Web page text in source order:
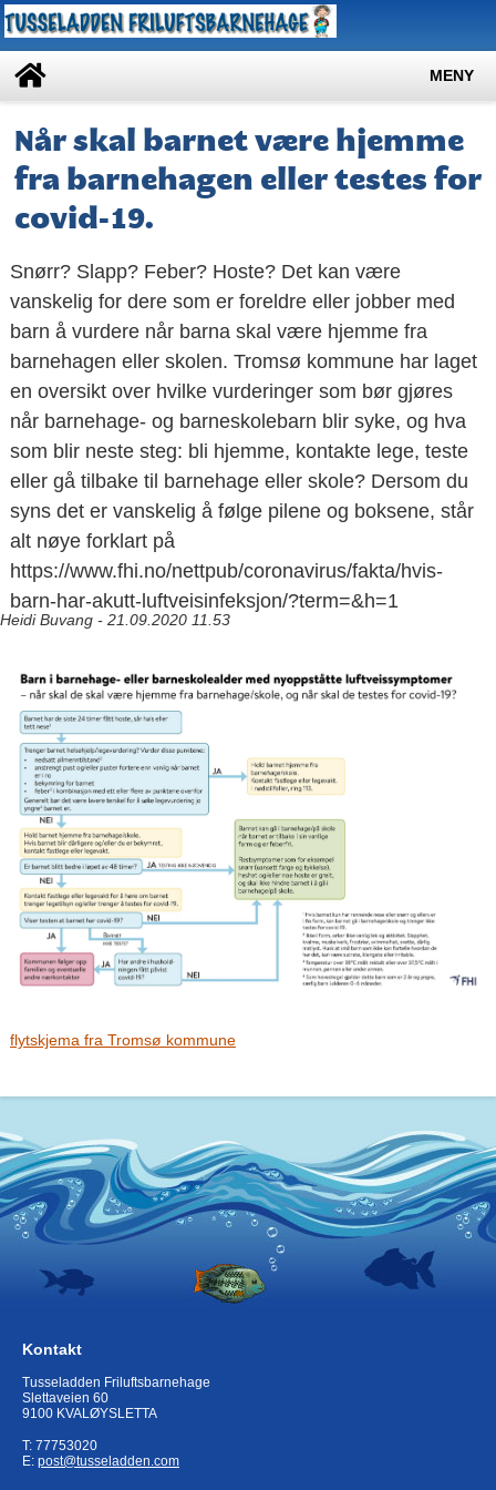
MENY
Når skal barnet være hjemme
fra barnehagen eller testes for
covid-19.
Snørr? Slapp? Feber? Hoste? Det kan være
vanskelig for dere som er foreldre eller jobber med
barn å vurdere når barna skal være hjemme fra
barnehagen eller skolen. Tromsø kommune har laget
en oversikt over hvilke vurderinger som bør gjøres
når barnehage- og barneskolebarn blir syke, og hva
som blir neste steg: bli hjemme, kontakte lege, teste
eller gå tilbake til barnehage eller skole? Dersom du
syns det er vanskelig å følge pilene og boksene, står
alt nøye forklart på
https://www.fhi.no/nettpub/coronavirus/fakta/hvis-
barn-har-akutt-luftveisinfeksjon/?term=&h=1
Heidi Buvang - 21.09.2020 11.53
flytskjema fra Tromsø kommune
Kontakt
Tusseladden Friluftsbarnehage
Slettaveien 60
9100 KVALØYSLETTA
T: 77753020
E: post@tusseladden.com